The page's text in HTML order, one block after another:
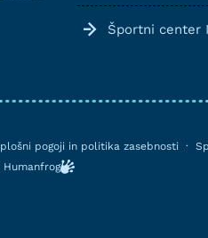
Športni center
pogoji in politika zasebnosti ·